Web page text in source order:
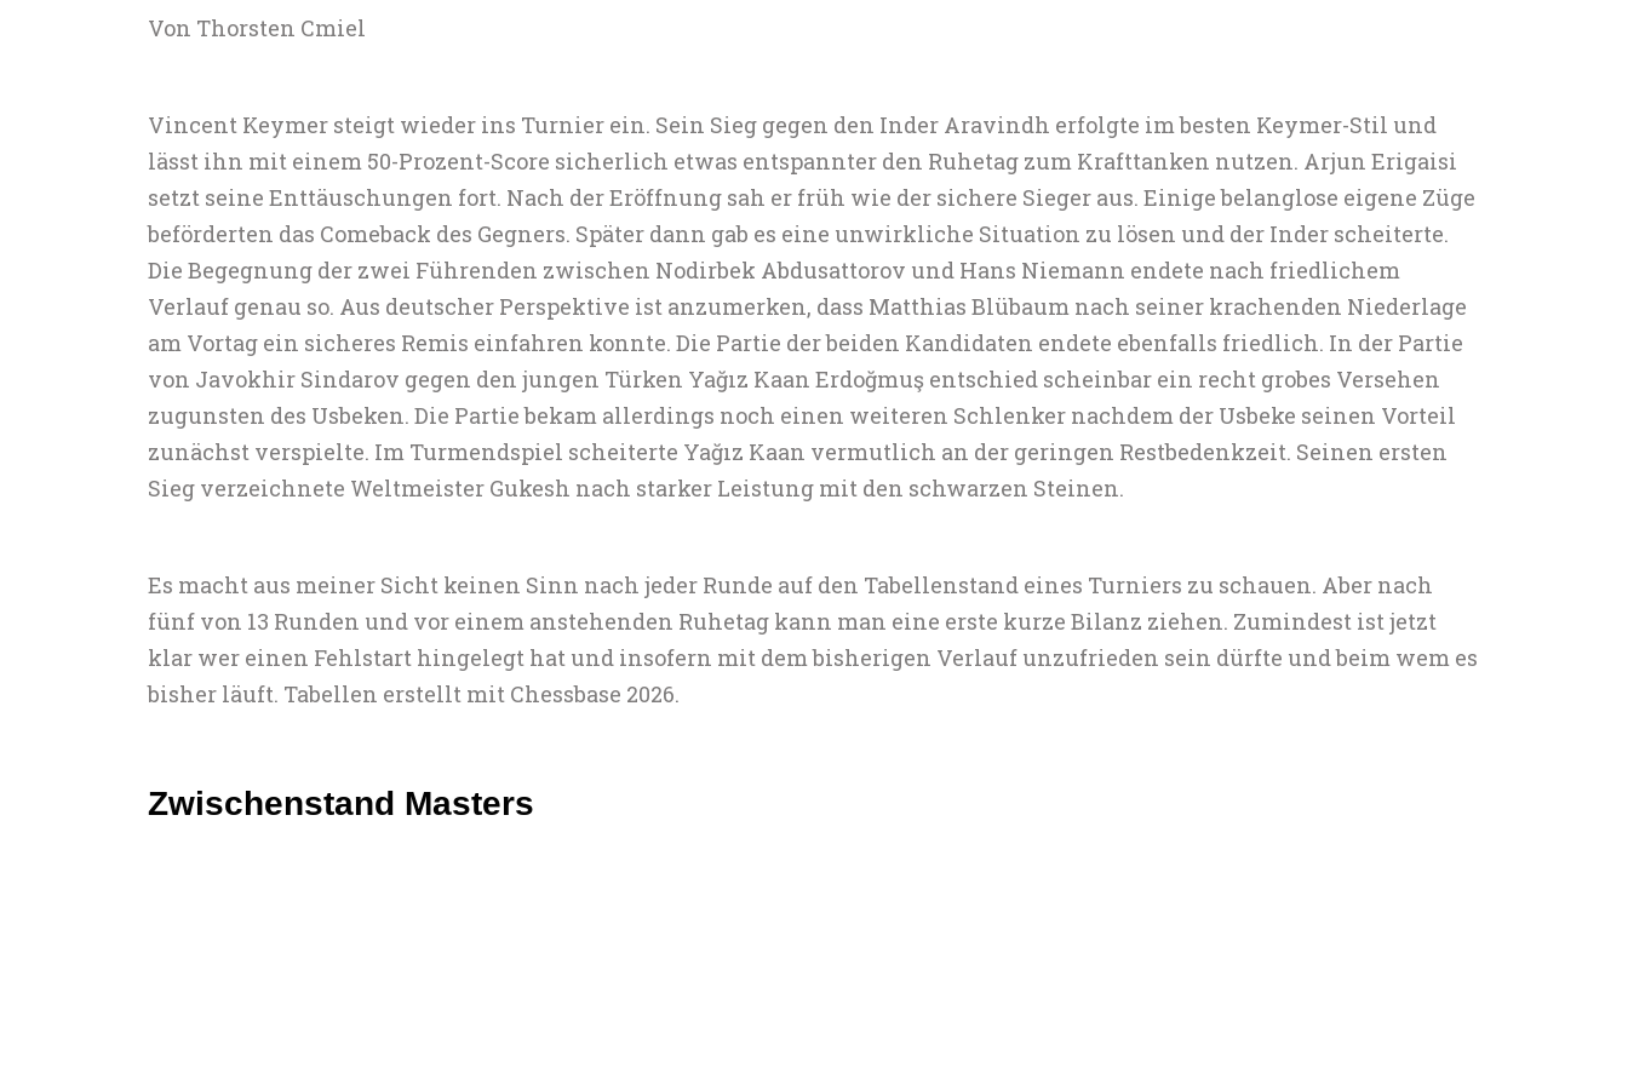
Von Thorsten Cmiel
Vincent Keymer steigt wieder ins Turnier ein. Sein Sieg gegen den Inder Aravindh erfolgte im besten Keymer-Stil und
lässt ihn mit einem 50-Prozent-Score sicherlich etwas entspannter den Ruhetag zum Krafttanken nutzen. Arjun Erigaisi
setzt seine Enttäuschungen fort. Nach der Eröffnung sah er früh wie der sichere Sieger aus. Einige belanglose eigene Züge
beförderten das Comeback des Gegners. Später dann gab es eine unwirkliche Situation zu lösen und der Inder scheiterte.
Die Begegnung der zwei Führenden zwischen Nodirbek Abdusattorov und Hans Niemann endete nach friedlichem
Verlauf genau so. Aus deutscher Perspektive ist anzumerken, dass Matthias Blübaum nach seiner krachenden Niederlage
am Vortag ein sicheres Remis einfahren konnte. Die Partie der beiden Kandidaten endete ebenfalls friedlich. In der Partie
von Javokhir Sindarov gegen den jungen Türken Yağız Kaan Erdoğmuş entschied scheinbar ein recht grobes Versehen
zugunsten des Usbeken. Die Partie bekam allerdings noch einen weiteren Schlenker nachdem der Usbeke seinen Vorteil
zunächst verspielte. Im Turmendspiel scheiterte Yağız Kaan vermutlich an der geringen Restbedenkzeit. Seinen ersten
Sieg verzeichnete Weltmeister Gukesh nach starker Leistung mit den schwarzen Steinen.
Es macht aus meiner Sicht keinen Sinn nach jeder Runde auf den Tabellenstand eines Turniers zu schauen. Aber nach
fünf von 13 Runden und vor einem anstehenden Ruhetag kann man eine erste kurze Bilanz ziehen. Zumindest ist jetzt
klar wer einen Fehlstart hingelegt hat und insofern mit dem bisherigen Verlauf unzufrieden sein dürfte und beim wem es
bisher läuft. Tabellen erstellt mit Chessbase 2026.
Zwischenstand Masters